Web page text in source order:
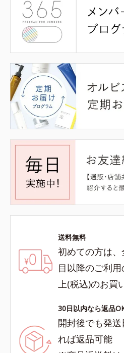
送料無料
初めての方は
目以降のご利
上(税込)のお買
30日以内なら返品
開封後でも発
れば返品可能